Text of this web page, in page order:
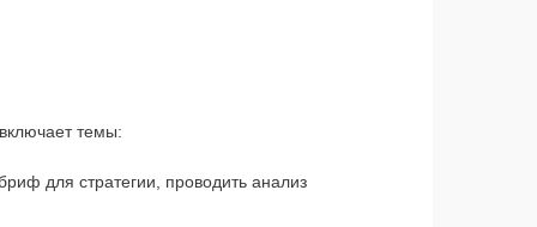
темы:
для стратегии, проводить анализ